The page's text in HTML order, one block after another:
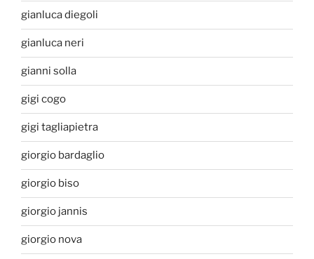
gianluca diegoli
gianluca neri
gianni solla
gigi cogo
gigi tagliapietra
giorgio bardaglio
giorgio biso
giorgio jannis
giorgio nova